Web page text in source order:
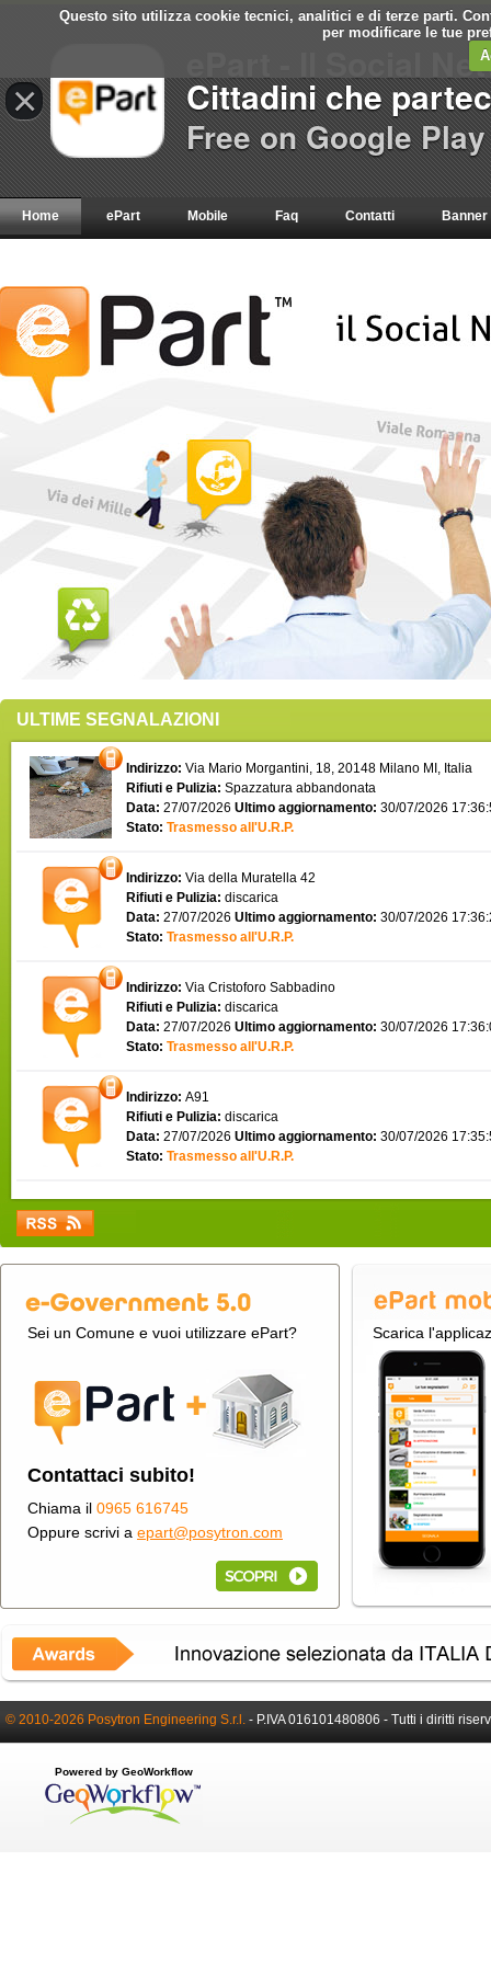
Questo sito utilizza cookie tecnici, analitici e di terze parti.
per modificare le tue
Home ePart Mobile Faq Contatti Banner
ULTIME SEGNALAZIONI
Indirizzo: Via Mario Morgantini, 18, 20148 Milano MI, Italia
Rifiuti e Pulizia: Spazzatura abbandonata
Data: 27/07/2026 Ultimo aggiornamento: 30/07/2026
Stato: Trasmesso all'U.R.P.
Indirizzo: Via della Muratella 42
Rifiuti e Pulizia: discarica
Data: 27/07/2026 Ultimo aggiornamento: 30/07/2026
Stato: Trasmesso all'U.R.P.
Indirizzo: Via Cristoforo Sabbadino
Rifiuti e Pulizia: discarica
Data: 27/07/2026 Ultimo aggiornamento: 30/07/2026
Stato: Trasmesso all'U.R.P.
Indirizzo: A91
Rifiuti e Pulizia: discarica
Data: 27/07/2026 Ultimo aggiornamento: 30/07/2026
Stato: Trasmesso all'U.R.P.
Sei un Comune e vuoi utilizzare ePart?
Contattaci subito!
Chiama il 0965 616745
Oppure scrivi a epart@posytron.com
Scarica
© 2010-2026 Posytron Engineering S.r.l. - P.IVA 016101480806 - Tutti i diritti
Powered by GeoWorkflow
×
ePart - Il Social
Cittadini che
Free on Google Play